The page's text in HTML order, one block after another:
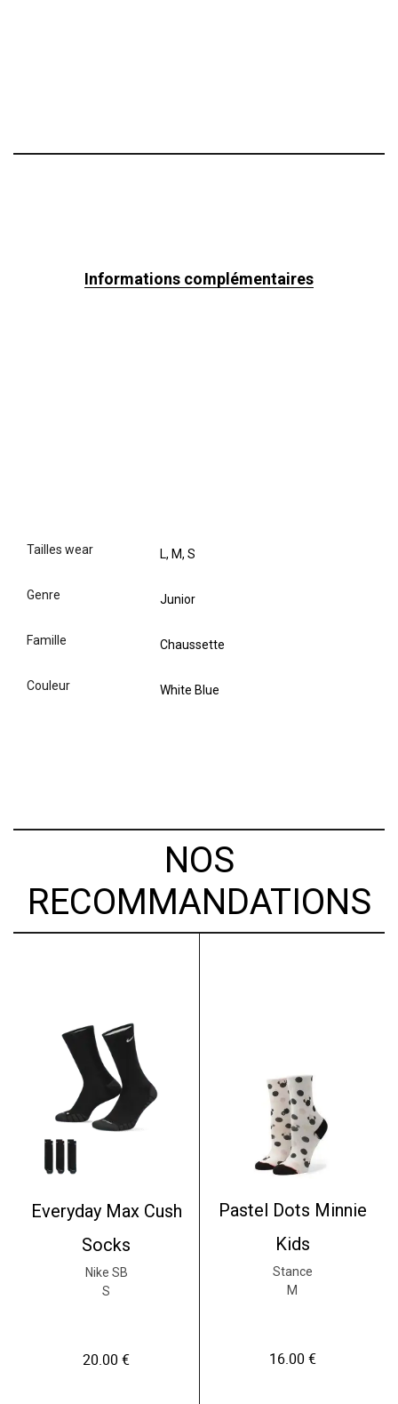
Informations complémentaires
tailles wear L, M, S
genre Junior
famille Chaussette
couleur White Blue
NOS
RECOMMANDATIONS
Everyday Max Cush
Socks
Nike SB
S
20.00 €
Pastel Dots Minnie
Kids
Stance
M
16.00 €